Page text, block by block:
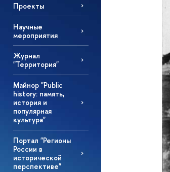
Проекты
Научные
мероприятия
Журнал
"Территория"
Майнор "Public
history: память,
история и
популярная
культура"
Портал "Регионы
России в
исторической
перспективе"